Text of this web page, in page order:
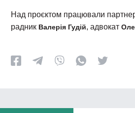
Над проєктом працювали
радник Валерія Гудій, адвокат